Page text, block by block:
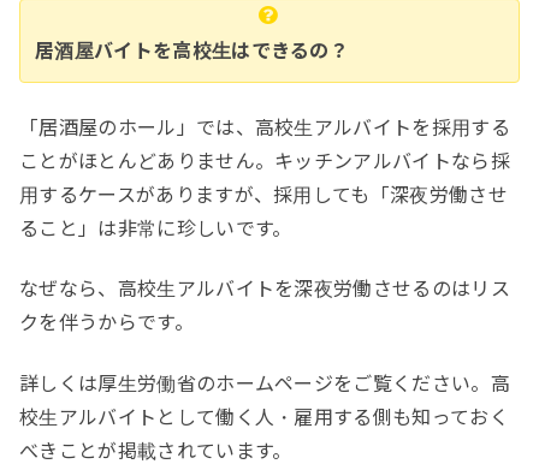
居酒屋バイトを高校生はできるの？
「居酒屋のホール」では、高校生アルバイトを採用する
ことがほとんどありません。キッチンアルバイトなら採
用するケースがありますが、採用しても「深夜労働させ
ること」は非常に珍しいです。
なぜなら、高校生アルバイトを深夜労働させるのはリス
クを伴うからです。
詳しくは厚生労働省のホームページをご覧ください。高
校生アルバイトとして働く人・雇用する側も知っておく
べきことが掲載されています。